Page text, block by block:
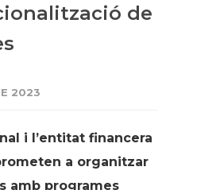
de
2023
i l’entitat financera
a organitzar
amb programes